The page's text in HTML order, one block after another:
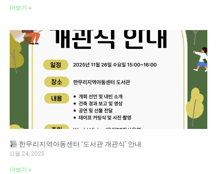
더보기 »
한무리지역아동센터 ‘도서관 개관식’ 안내
11월 24, 2025
더보기 »